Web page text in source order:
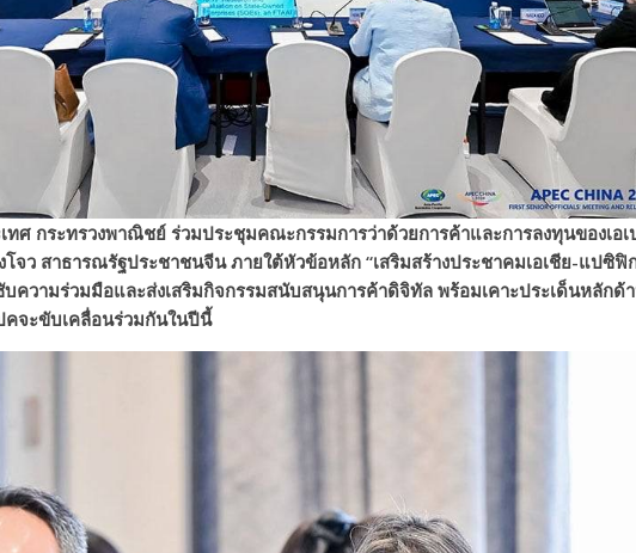
ทศ กระทรวงพาณิชย์ ร่วมประชุมคณะกรรมการว่าด้วยการค้าและการลงทุนของเอ
โจว สาธารณรัฐประชาชนจีนภายใต้หัวข้อหลัก “เสริมสร้างประชาคมเอเชีย-แปซิฟิ
บความร่วมมือและส่งเสริมกิจกรรมสนับสนุนการค้าดิจิทัล พร้อมเคาะประเด็นหลักด้
คจะขับเคลื่อนร่วมกันในปีนี้